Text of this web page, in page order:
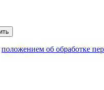
положением об обработке